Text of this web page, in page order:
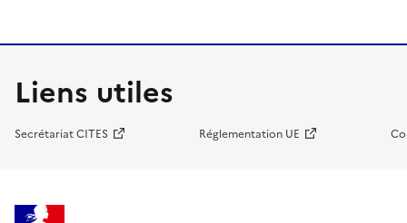
Liens utiles
Secrétariat CITES Réglementation UE